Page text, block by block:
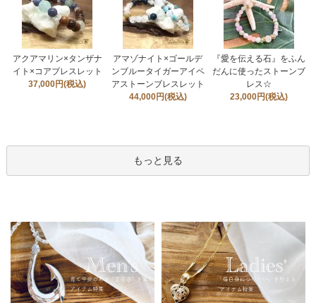
アクアマリン×タンザナ
イト×コアブレスレット
37,000円(税込)
アマゾナイト×ゴールデ
ンブルータイガーアイペ
アストーンブレスレット
44,000円(税込)
『愛を伝える石』をふん
だんに使ったストーンブ
レス☆
23,000円(税込)
もっと見る